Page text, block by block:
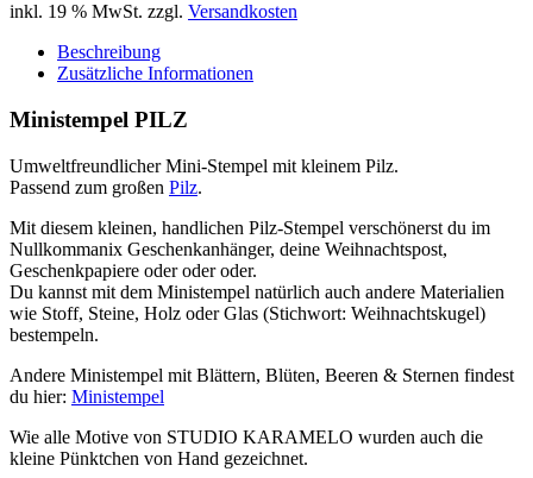
inkl. 19 % MwSt. zzgl. Versandkosten
Beschreibung
Zusätzliche Informationen
Ministempel PILZ
Umweltfreundlicher Mini-Stempel mit kleinem Pilz.
Passend zum großen Pilz.
Mit diesem kleinen, handlichen Pilz-Stempel verschönerst du im
Nullkommanix Geschenkanhänger, deine Weihnachtspost,
Geschenkpapiere oder oder oder.
Du kannst mit dem Ministempel natürlich auch andere Materialien
wie Stoff, Steine, Holz oder Glas (Stichwort: Weihnachtskugel)
bestempeln.
Andere Ministempel mit Blättern, Blüten, Beeren & Sternen findest
du hier: Ministempel
Wie alle Motive von STUDIO KARAMELO wurden auch die
kleine Pünktchen von Hand gezeichnet.